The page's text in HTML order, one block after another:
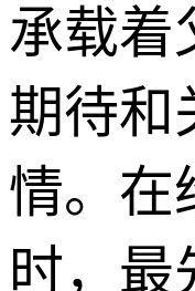
承载着
期待和
情。在
时，最